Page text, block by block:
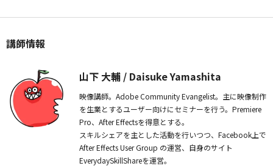
講師情報
山下 大輔 / Daisuke Yamashita
映像講師。Adobe Community Evangelist。主に映像制作
を生業とするユーザー向けにセミナーを行う。Premiere
Pro、After Effectsを得意とする。
スキルシェアを主とした活動を行いつつ、Facebook上で
After Effects User Group の運営、自身のサイト
EverydaySkillShareを運営。